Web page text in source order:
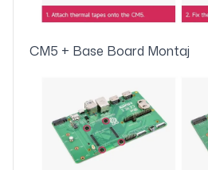
CM5 + Base Board Montaj